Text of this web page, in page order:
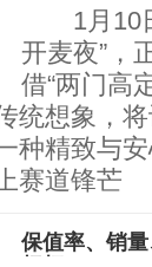
1月10日
开麦夜”，
借“两门高
统想象，
种精致
赛道锋
保值率、销